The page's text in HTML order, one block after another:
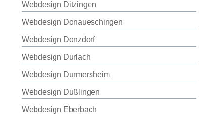
Webdesign Ditzingen
Webdesign Donaueschingen
Webdesign Donzdorf
Webdesign Durlach
Webdesign Durmersheim
Webdesign Dußlingen
Webdesign Eberbach